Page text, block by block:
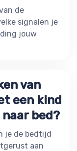
de
signalen je
jouw
van
een kind
bed?
je de bedtijd
aan